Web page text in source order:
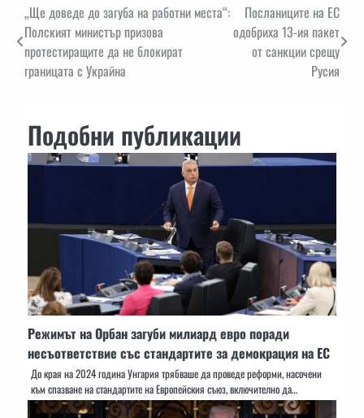
Навигация
„Ще доведе до загуба на работни места“:
Полският министър призова
протестиращите да не блокират
границата с Украйна
Посланиците на ЕС
одобриха 13-ия пакет
от санкции срещу
Русия
Подобни публикации
Режимът на Орбан загуби милиард евро поради
несъответствие със стандартите за демокрация на ЕС
До края на 2024 година Унгария трябваше да проведе реформи, насочени
към спазване на стандартите на Европейския съюз, включително да…